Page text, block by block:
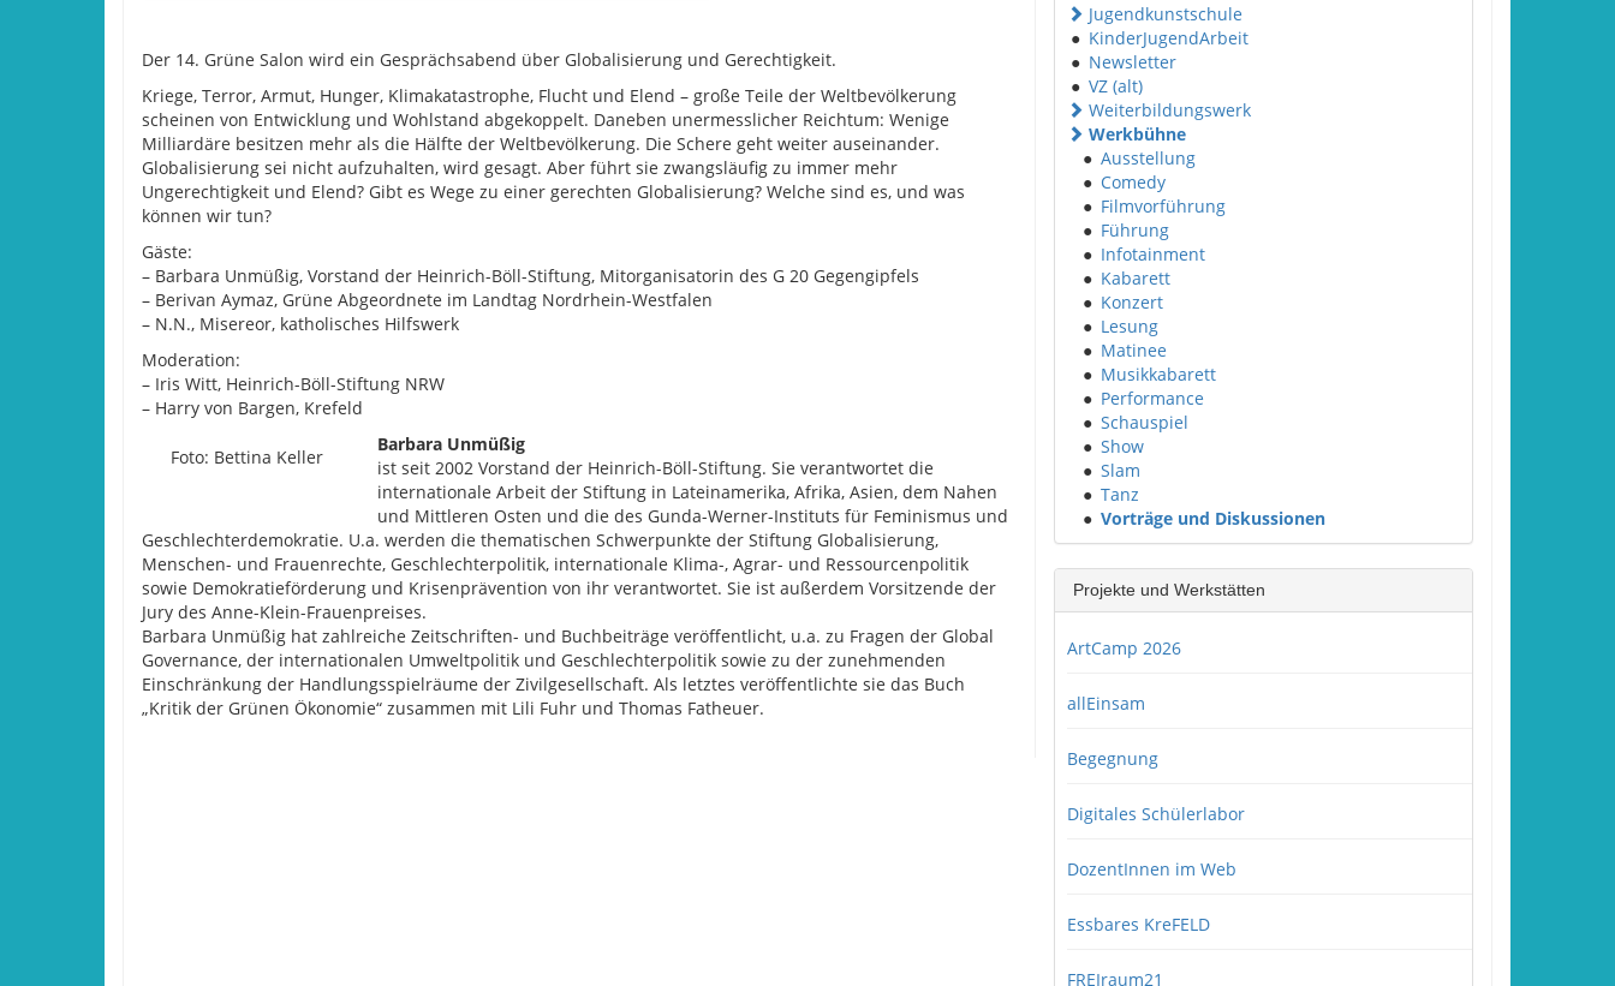
Der 14. Grüne Salon wird ein Gesprächsabend über Globalisierung und Gerechtigkeit.
Kriege, Terror, Armut, Hunger, Klimakatastrophe, Flucht und Elend – große Teile der Weltbevölkerung
scheinen von Entwicklung und Wohlstand abgekoppelt. Daneben unermesslicher Reichtum: Wenige
Milliardäre besitzen mehr als die Hälfte der Weltbevölkerung. Die Schere geht weiter auseinander.
Globalisierung sei nicht aufzuhalten, wird gesagt. Aber führt sie zwangsläufig zu immer mehr
Ungerechtigkeit und Elend? Gibt es Wege zu einer gerechten Globalisierung? Welche sind es, und was
können wir tun?
Gäste:
– Barbara Unmüßig, Vorstand der Heinrich-Böll-Stiftung, Mitorganisatorin des G 20 Gegengipfels
– Berivan Aymaz, Grüne Abgeordnete im Landtag Nordrhein-Westfalen
– N.N., Misereor, katholisches Hilfswerk
Moderation:
– Iris Witt, Heinrich-Böll-Stiftung NRW
– Harry von Bargen, Krefeld
Foto: Bettina Keller
Barbara Unmüßig
ist seit 2002 Vorstand der Heinrich-Böll-Stiftung. Sie verantwortet die
internationale Arbeit der Stiftung in Lateinamerika, Afrika, Asien, dem Nahen
und Mittleren Osten und die des Gunda-Werner-Instituts für Feminismus und
Geschlechterdemokratie. U.a. werden die thematischen Schwerpunkte der Stiftung Globalisierung,
Menschen- und Frauenrechte, Geschlechterpolitik, internationale Klima-, Agrar- und Ressourcenpolitik
sowie Demokratieförderung und Krisenprävention von ihr verantwortet. Sie ist außerdem Vorsitzende der
Jury des Anne-Klein-Frauenpreises.
Barbara Unmüßig hat zahlreiche Zeitschriften- und Buchbeiträge veröffentlicht, u.a. zu Fragen der Global
Governance, der internationalen Umweltpolitik und Geschlechterpolitik sowie zu der zunehmenden
Einschränkung der Handlungsspielräume der Zivilgesellschaft. Als letztes veröffentlichte sie das Buch
„Kritik der Grünen Ökonomie“ zusammen mit Lili Fuhr und Thomas Fatheuer.
Jugendkunstschule
● KinderJugendArbeit
● Newsletter
● VZ (alt)
Weiterbildungswerk
Werkbühne
● Ausstellung
● Comedy
● Filmvorführung
● Führung
● Infotainment
● Kabarett
● Konzert
● Lesung
● Matinee
● Musikkabarett
● Performance
● Schauspiel
● Show
● Slam
● Tanz
● Vorträge und Diskussionen
Projekte und Werkstätten
ArtCamp 2026
allEinsam
Begegnung
Digitales Schülerlabor
DozentInnen im Web
Essbares KreFELD
FREIraum21